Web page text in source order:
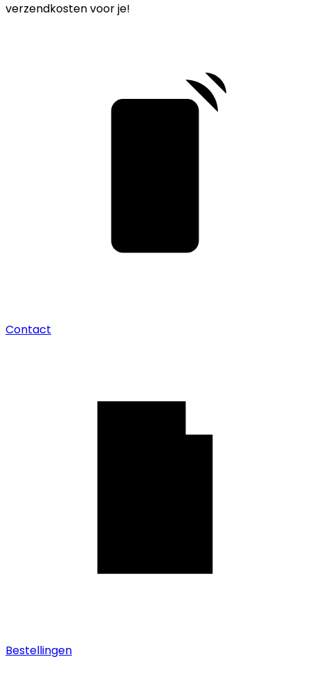
verzendkosten voor je!
Contact
Bestellingen